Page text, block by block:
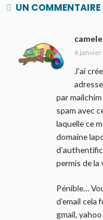
UN COMMENTAIRE
6 janvier
J’ai
par
spam avec
laquelle ce
domaine
permis de la
Pénible…
d’email
gmail,